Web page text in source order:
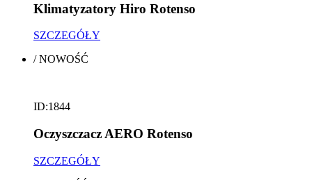
Klimatyzatory Hiro Rotenso
SZCZEGÓŁY
/NOWOŚĆ
ID:1844
Oczyszczacz AERO Rotenso
SZCZEGÓŁY